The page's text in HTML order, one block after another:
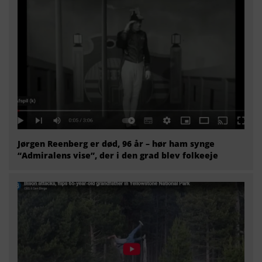
Jørgen Reenberg er død, 96 år – hør ham synge
“Admiralens vise”, der i den grad blev folkeeje